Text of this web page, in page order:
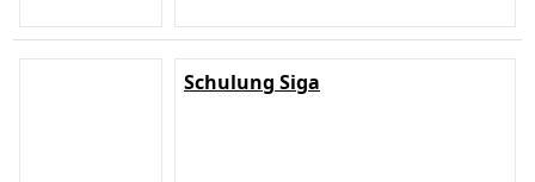
Schulung Siga